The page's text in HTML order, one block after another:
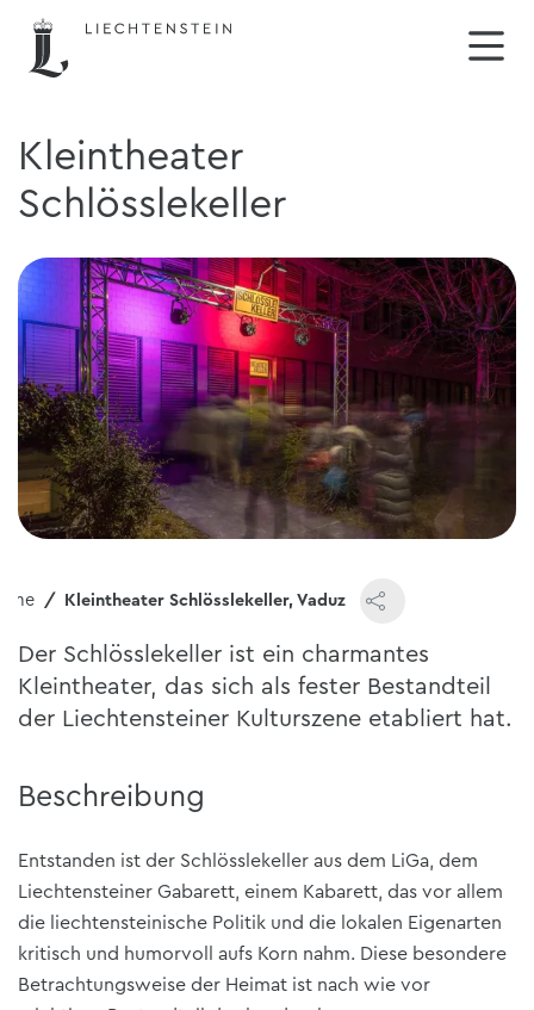
Kleintheater
Schlösslekeller
Kleintheater Schlösslekeller, Vaduz
Der Schlösslekeller ist ein charmantes
Kleintheater, das sich als fester Bestandteil
der Liechtensteiner Kulturszene etabliert hat.
Beschreibung
Entstanden ist der Schlösslekeller aus dem LiGa, dem
Liechtensteiner Gabarett, einem Kabarett, das vor allem
die liechtensteinische Politik und die lokalen Eigenarten
kritisch und humorvoll aufs Korn nahm. Diese besondere
Betrachtungsweise der Heimat ist nach wie vor